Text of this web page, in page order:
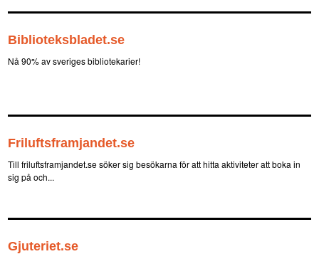
Biblioteksbladet.se
Nå 90% av sveriges bibliotekarier!
Friluftsframjandet.se
Till friluftsframjandet.se söker sig besökarna för att hitta aktiviteter att boka in
sig på och...
Gjuteriet.se